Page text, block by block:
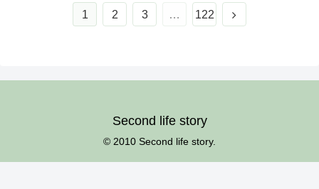
1 2 3 … 122
次
Second life story
© 2010 Second life story.